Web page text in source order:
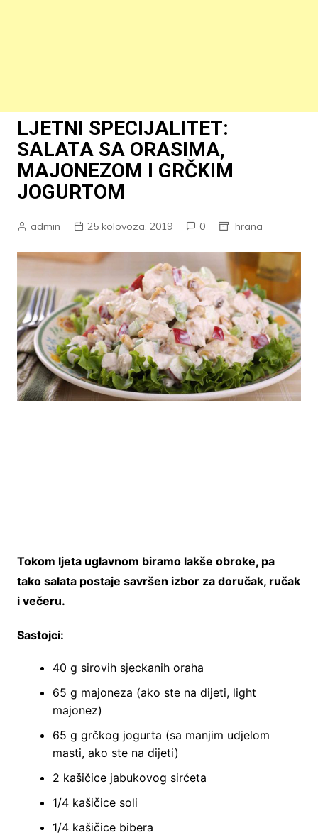
LJETNI SPECIJALITET:
SALATA SA ORASIMA,
MAJONEZOM I GRČKIM
JOGURTOM
admin 25 kolovoza, 2019 0 hrana
Tokom ljeta uglavnom biramo lakše obroke, pa
tako salata postaje savršen izbor za doručak, ručak
i večeru.
Sastojci:
40 g sirovih sjeckanih oraha
65 g majoneza (ako ste na dijeti, light
majonez)
65 g grčkog jogurta (sa manjim udjelom
masti, ako ste na dijeti)
2 kašičice jabukovog sirćeta
1/4 kašičice soli
1/4 kašičice bibera